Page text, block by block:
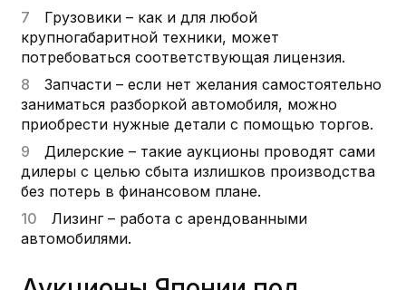
Грузовики – как и для любой
крупногабаритной техники, может
потребоваться соответствующая лицензия.
Запчасти – если нет желания самостоятельно
заниматься разборкой автомобиля, можно
приобрести нужные детали с помощью торгов.
Дилерские – такие аукционы проводят сами
дилеры с целью сбыта излишков производства
без потерь в финансовом плане.
Лизинг – работа с арендованными
автомобилями.